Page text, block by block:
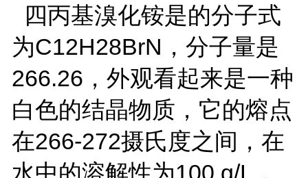
四丙基溴化铵是的分子式
为C12H28BrN，分子量是
266.26，外观看起来是一种
白色的结晶物质，它的熔点
在266-272摄氏度之间，在
水中的溶解性为100 g/L，